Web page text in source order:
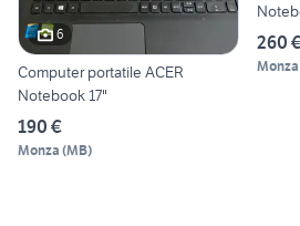
6
Computer portatile ACER
Notebook 17"
190 €
Monza (MB)
260
Monza